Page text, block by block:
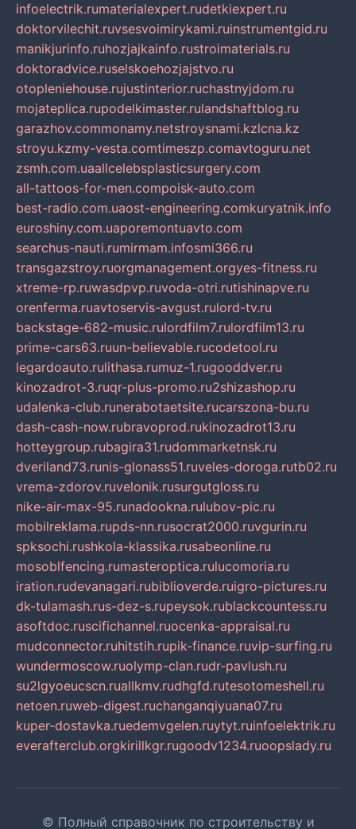
infoelectrik.rumaterialexpert.rudetkiexpert.ru
doktorvilechit.ruvsesvoimirykami.ruinstrumentgid.ru
manikjurinfo.ruhozjajkainfo.rustroimaterials.ru
doktoradvice.ruselskoehozjajstvo.ru
otopleniehouse.rujustinterior.ruchastnyjdom.ru
mojateplica.rupodelkimaster.rulandshaftblog.ru
garazhov.commonamy.netstroysnami.kzlcna.kz
stroyu.kzmy-vesta.comtimeszp.comavtoguru.net
zsmh.com.uaallcelebsplasticsurgery.com
all-tattoos-for-men.compoisk-auto.com
best-radio.com.uaost-engineering.comkuryatnik.info
euroshiny.com.uaporemontuavto.com
searchus-nauti.rumirmam.infosmi366.ru
transgazstroy.ruorgmanagement.orgyes-fitness.ru
xtreme-rp.ruwasdpvp.ruvoda-otri.rutishinapve.ru
orenferma.ruavtoservis-avgust.rulord-tv.ru
backstage-682-music.rulordfilm7.rulordfilm13.ru
prime-cars63.ruun-believable.rucodetool.ru
legardoauto.rulithasa.rumuz-1.rugooddver.ru
kinozadrot-3.ruqr-plus-promo.ru2shizashop.ru
udalenka-club.runerabotaetsite.rucarszona-bu.ru
dash-cash-now.rubravoprod.rukinozadrot13.ru
hotteygroup.rubagira31.rudommarketnsk.ru
dveriland73.runis-glonass51.ruveles-doroga.rutb02.ru
vrema-zdorov.ruvelonik.rusurgutgloss.ru
nike-air-max-95.runadookna.rulubov-pic.ru
mobilreklama.rupds-nn.rusocrat2000.ruvgurin.ru
spksochi.rushkola-klassika.rusabeonline.ru
mosoblfencing.rumasteroptica.rulucomoria.ru
iration.rudevanagari.rubiblioverde.ruigro-pictures.ru
dk-tulamash.rus-dez-s.rupeysok.rublackcountess.ru
asoftdoc.ruscifichannel.ruocenka-appraisal.ru
mudconnector.ruhitstih.rupik-finance.ruvip-surfing.ru
wundermoscow.ruolymp-clan.rudr-pavlush.ru
su2lgyoeucscn.ruallkmv.rudhgfd.rutesotomeshell.ru
netoen.ruweb-digest.ruchanganqiyuana07.ru
kuper-dostavka.ruedemvgelen.ruytyt.ruinfoelektrik.ru
everafterclub.orgkirillkgr.rugoodv1234.ruoopslady.ru
© Полный справочник по строительству и